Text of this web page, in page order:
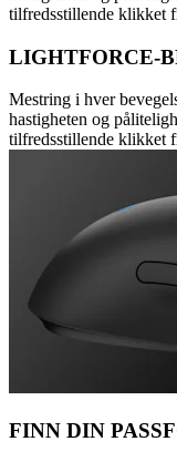
tilfredsstillende klikket
LIGHTFORCE-
Mestring i hver
hastigheten og
tilfredsstillende klikket
FINN DIN